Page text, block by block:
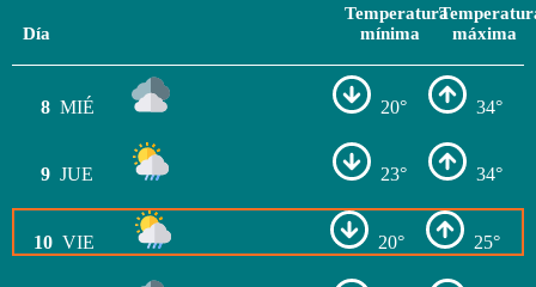
Día
Temperatura
mínima
máxima
8 MIÉ 20° 34°
9 JUE 23° 34°
10 VIE 20° 25°